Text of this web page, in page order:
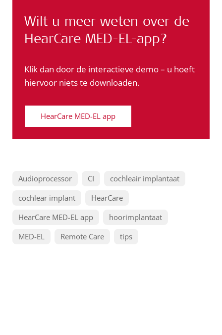
Wilt u meer weten over de
HearCare MED-EL-app?
Klik dan door de interactieve demo – u hoeft
hiervoor niets te downloaden.
HearCare MED-EL app
Audioprocessor CI
cochleair implantaat
cochlear implant
HearCare
HearCare MED-EL app
hoorimplantaat
MED-EL
Remote Care tips